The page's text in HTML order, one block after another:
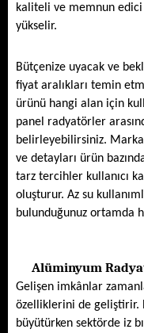
kaliteli ve memnun
yükselir.
Bütçenize uyacak ve
fiyat aralıkları temin
ürünü hangi alan için
panel radyatörler
belirleyebilirsiniz.
ve detayları ürün
tarz tercihler kullanıcı
oluşturur. Az su
bulunduğunuz ortamda
Alüminyum
Gelişen imkânlar
özelliklerini de geliştirir.
büyütürken sektörde iz